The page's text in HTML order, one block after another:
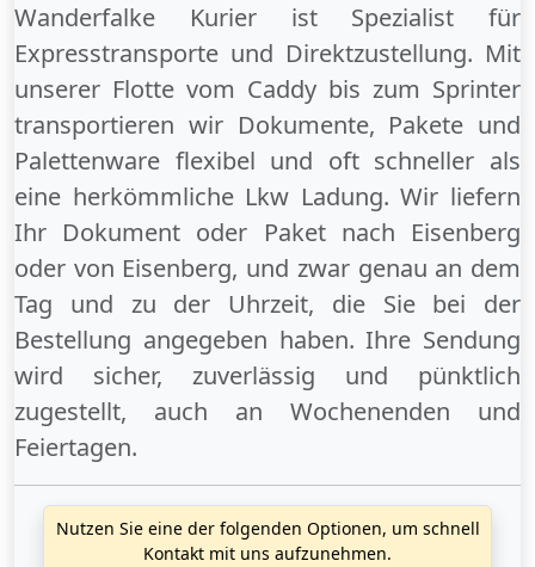
Wanderfalke Kurier ist Spezialist für
Expresstransporte und Direktzustellung. Mit
unserer Flotte vom Caddy bis zum Sprinter
transportieren wir Dokumente, Pakete und
Palettenware flexibel und oft schneller als
eine herkömmliche Lkw Ladung. Wir liefern
Ihr Dokument oder Paket nach Eisenberg
oder von Eisenberg, und zwar genau an dem
Tag und zu der Uhrzeit, die Sie bei der
Bestellung angegeben haben. Ihre Sendung
wird sicher, zuverlässig und pünktlich
zugestellt, auch an Wochenenden und
Feiertagen.
Nutzen Sie eine der folgenden Optionen, um schnell
Kontakt mit uns aufzunehmen.